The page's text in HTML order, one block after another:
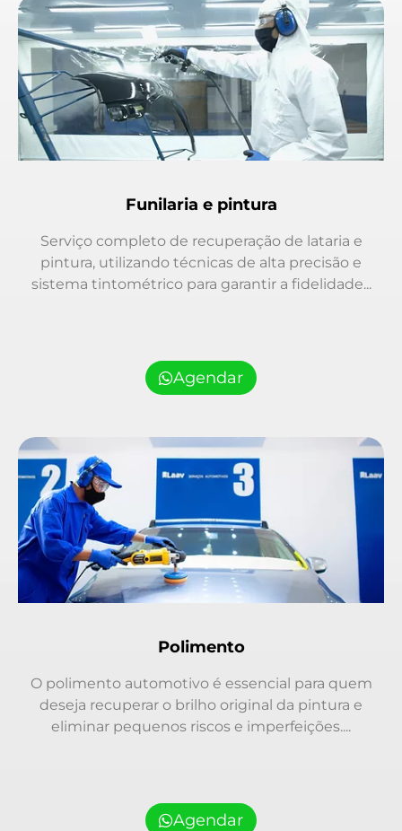
Funilaria e pintura
Serviço completo de recuperação de lataria e
pintura, utilizando técnicas de alta precisão e
sistema tintométrico para garantir a fidelidade...
Agendar
Polimento
O polimento automotivo é essencial para quem
deseja recuperar o brilho original da pintura e
eliminar pequenos riscos e imperfeições....
Agendar